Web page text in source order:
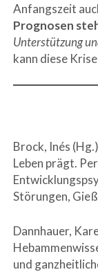
Anfangszeit
Prognosen
Unterstützung
kann diese Krise
Brock, Inés
Leben prägt.
Störungen,
Dannhauer,
und